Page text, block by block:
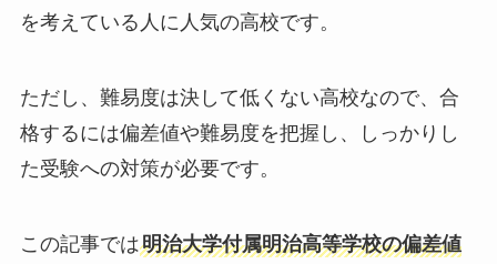
を考えている人に人気の高校です。
ただし、難易度は決して低くない高校なので、合
格するには偏差値や難易度を把握し、しっかりし
た受験への対策が必要です。
この記事では明治大学付属明治高等学校の偏差値